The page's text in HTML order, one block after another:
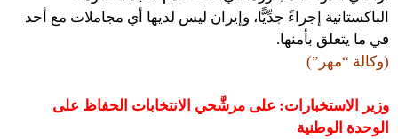
الباكستانية إجراءً جدِّيًّا، وإيران ليس لديها أي مجاملات مع أحد
في ما يتعلق بأمنها.
(وكالة “مهر”)
وزير الاستخبارات: على مرشَّحي الانتخابات الحفاظ على
الوحدة الوطنية